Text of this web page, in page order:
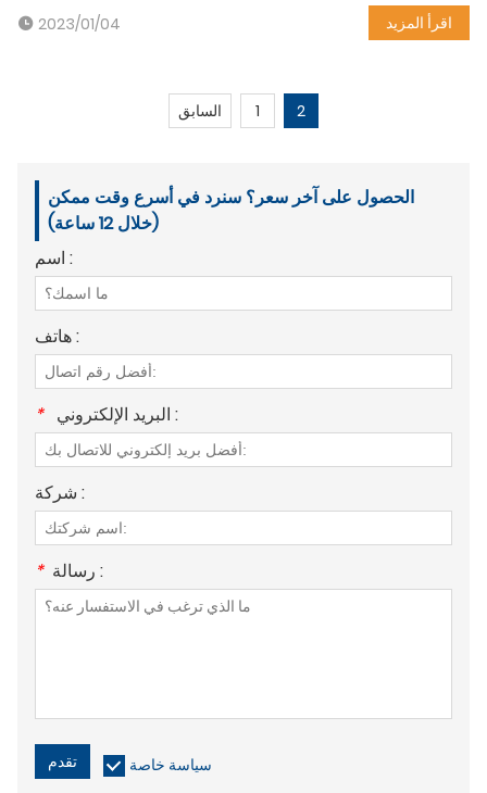
2023/01/04 اقرأ المزيد
السابق 1 2
الحصول على آخر سعر؟ سنرد في أسرع وقت ممكن
(خلال 12 ساعة)
اسم :
هاتف :
* البريد الإلكتروني :
شركة :
* رسالة :
تقدم سياسة خاصة